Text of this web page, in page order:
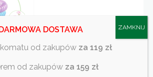
DOSTAWA
od zakupów za 119 zł
od zakupów za 159 zł
ZAMKNIJ